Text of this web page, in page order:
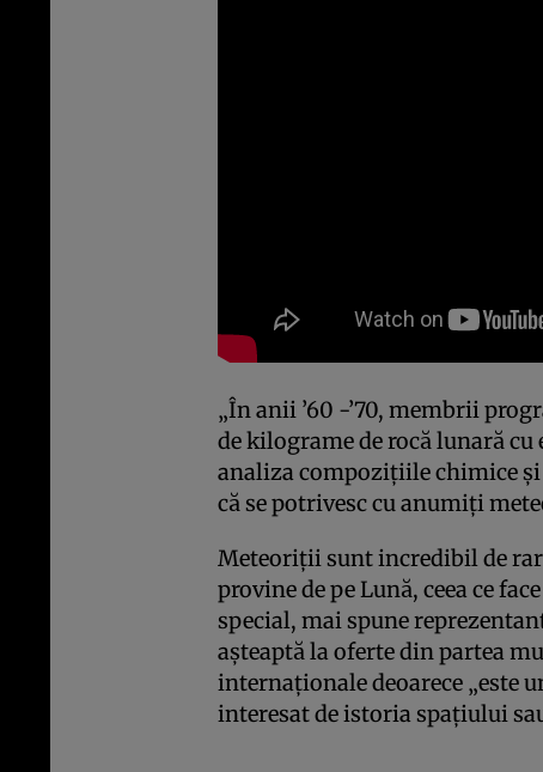
„În anii ’60 -’70, membrii
de kilograme de rocă lunară
analiza compoziţiile chimice
că se potrivesc cu anumiţi
Meteoriţii sunt incredibil de
provine de pe Lună, ceea ce
special, mai spune
aşteaptă la oferte din partea
internaţionale deoarece „este
interesat de istoria spaţiului